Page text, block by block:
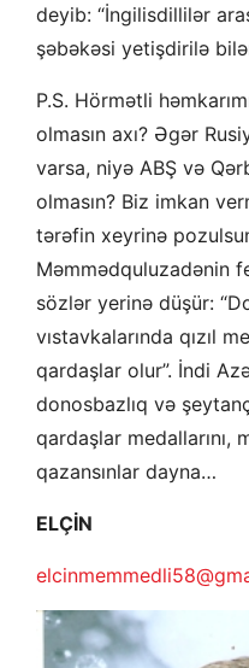
deyib: “İngilisdillilər
şəbəkəsi yetişdirilə
P.S. Hörmətli
olmasın axı? Əgər
varsa, niyə ABŞ və
olmasın? Biz imkan
tərəfin xeyrinə
Məmmədquluzadənin
sözlər yerinə düşür:
vıstavkalarında qızıl
qardaşlar olur”. İndi
donosbazlıq və
qardaşlar medallarını,
qazansınlar dayna…
ELÇİN